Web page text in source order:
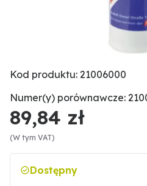
Kod produktu: 21006000
Numer(y) porównawcze:
89,84 zł
(W tym VAT)
Dostępny